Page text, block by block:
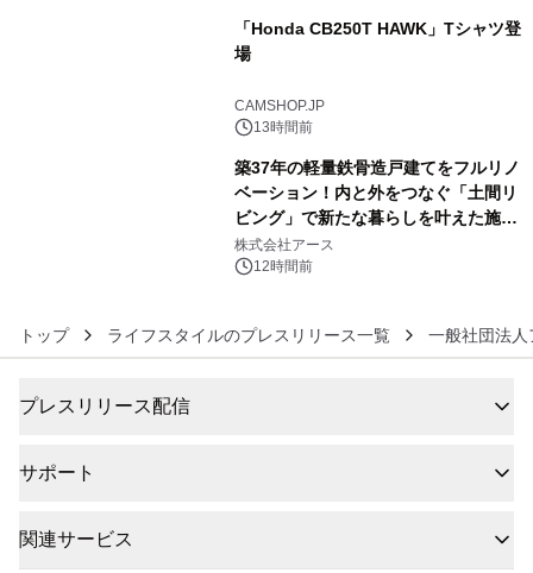
「Honda CB250T HAWK」Tシャツ登
場
CAMSHOP.JP
13時間前
築37年の軽量鉄骨造戸建てをフルリノ
ベーション！内と外をつなぐ「土間リ
ビング」で新たな暮らしを叶えた施工
事例を株式会社アースが公開
株式会社アース
12時間前
トップ ライフスタイルのプレスリリース一覧 一般社団法
プレスリリース配信
サポート
関連サービス